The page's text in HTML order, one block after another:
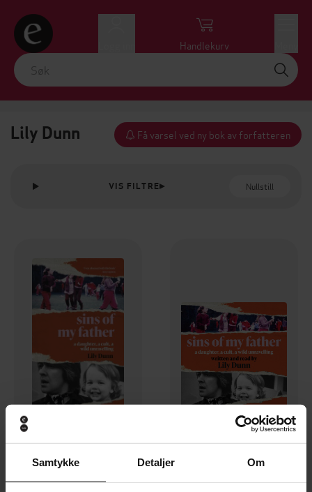
Samtykke Detaljer Om
Handlekurv
Lily Dunn Få varsel ved ny bok av forfatteren
VIS FILTRE Nullstill
118,-
Sins of My Father
Lily Dunn
236,-
Sins of My Father
Lily Dunn